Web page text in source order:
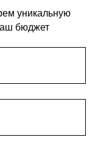
уникальную
бюджет